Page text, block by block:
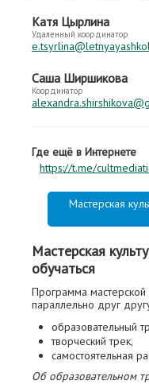
Катя Цырлина
Удаленный координатор
Саша Ширшикова
Координатор
Где ещё в Интернете
https://t.me/
Мастерская
Мастерская
обучаться
Программа мастерской
параллельно друг
образовательный
творческий трек,
самостоятельная
Об образовательном